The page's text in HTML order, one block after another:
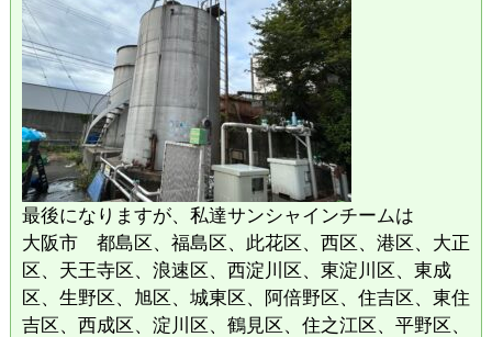
最後になりますが、私達サンシャインチームは
大阪市 都島区、福島区、此花区、西区、港区、大正
区、天王寺区、浪速区、西淀川区、東淀川区、東成
区、生野区、旭区、城東区、阿倍野区、住吉区、東住
吉区、西成区、淀川区、鶴見区、住之江区、平野区、